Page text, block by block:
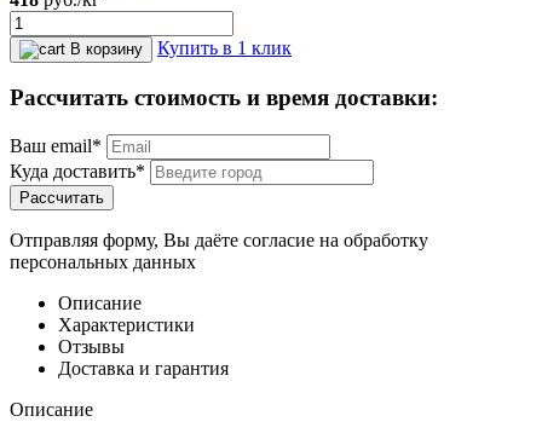
В корзину Купить в 1 клик
Рассчитать стоимость и время доставки:
Ваш email*
Куда доставить*
Рассчитать
Отправляя форму, Вы даёте согласие на обработку
персональных данных
Описание
Характеристики
Отзывы
Доставка и гарантия
Описание